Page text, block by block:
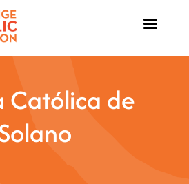
Católica de
Solano